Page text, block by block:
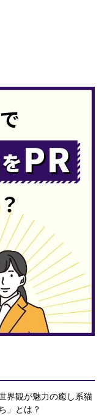
界観が魅力の癒し系猫
」とは？